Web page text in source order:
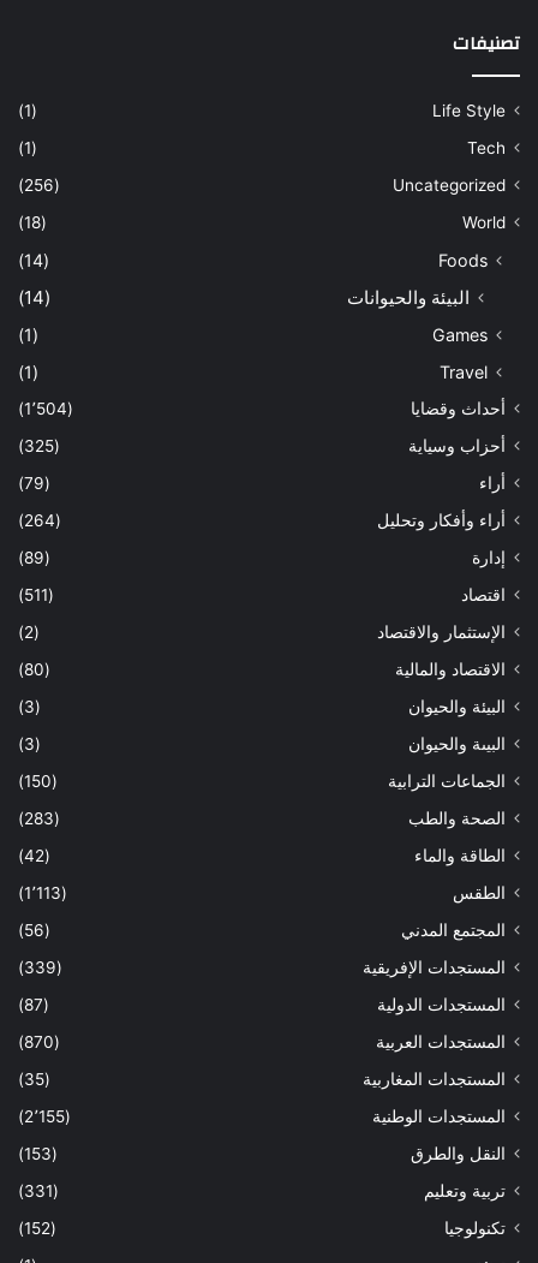
تصنيفات
Life Style
(1)
Tech
(1)
Uncategorized
(256)
World
(18)
Foods
(14)
البيئة والحيوانات (14)
Games
(1)
Travel
(1)
أحداث وقضايا
(1٬504)
أحزاب وسياية
(325)
أراء
(79)
أراء وأفكار وتحليل
(264)
إدارة
(89)
اقتصاد
(511)
الإستثمار والاقتصاد
(2)
الاقتصاد والمالية
(80)
البيئة والحيوان
(3)
البيىة والحيوان
(3)
الجماعات الترابية
(150)
الصحة والطب
(283)
الطاقة والماء
(42)
الطقس
(1٬113)
المجتمع المدني
(56)
المستجدات الإفريقية
(339)
المستجدات الدولية
(87)
المستجدات العربية
(870)
المستجدات المغاربية
(35)
المستجدات الوطنية
(2٬155)
النقل والطرق
(153)
تربية وتعليم
(331)
تكنولوجيا
(152)